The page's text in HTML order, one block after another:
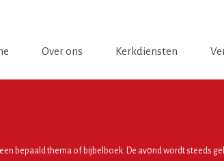
Over ons Kerkdiensten
bepaald thema of bijbelboek. De av0nd wordt steeds